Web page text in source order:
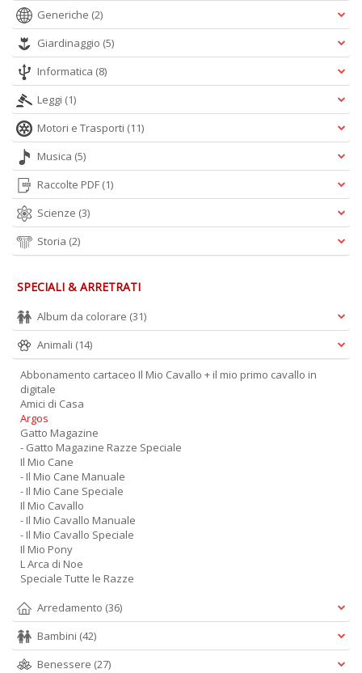
Generiche (2)
Giardinaggio (5)
Informatica (8)
Leggi (1)
Motori e Trasporti (11)
Musica (5)
Raccolte PDF (1)
Scienze (3)
Storia (2)
SPECIALI & ARRETRATI
Album da colorare (31)
Animali (14)
Abbonamento cartaceo Il Mio Cavallo + il mio primo cavallo in
digitale
Amici di Casa
Argos
Gatto Magazine
- Gatto Magazine Razze Speciale
Il Mio Cane
- Il Mio Cane Manuale
- Il Mio Cane Speciale
Il Mio Cavallo
- Il Mio Cavallo Manuale
- Il Mio Cavallo Speciale
Il Mio Pony
L Arca di Noe
Speciale Tutte le Razze
Arredamento (36)
Bambini (42)
Benessere (27)